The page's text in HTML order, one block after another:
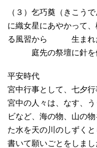
（３）乞巧奠（きこう
に織女星にあやかって
る風習から 生まれ
庭先の祭壇に針を供
平安時代
宮中行事として、七夕行
宮中の人々は、なす、
ビなど、海の物、山の
た水を天の川のしずく
書いて願いごとをしまし